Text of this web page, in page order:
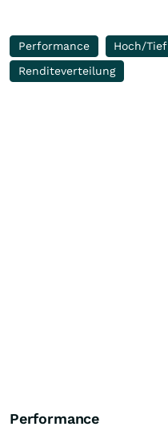
Performance Hoch/Tief
Renditeverteilung
Performance